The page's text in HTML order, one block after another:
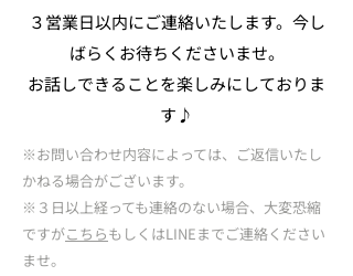
３営業日以内にご連絡いたします。今し
ばらくお待ちくださいませ。
​お話しできることを楽しみにしておりま
す♪
※お問い合わせ内容によっては、ご返信いたし
かねる場合がございます。
※３日以上経っても連絡のない場合、大変恐縮
ですがこちらもしくはLINEまでご連絡ください
ませ。